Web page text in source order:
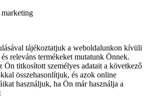
tájékoztatjuk a weboldalunkon kívüli
releváns termékeket mutatunk Önnek.
Ön titkosított személyes adatait a következő
összehasonlítjuk, és azok online
használjuk, ha Ön már használja a